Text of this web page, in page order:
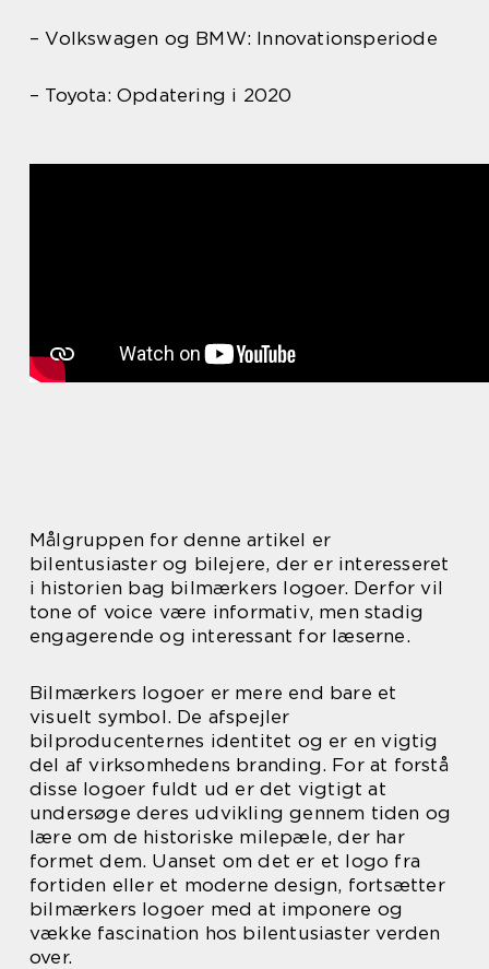
– Volkswagen og BMW: Innovationsperiode
– Toyota: Opdatering i 2020
Målgruppen for denne artikel er
bilentusiaster og bilejere, der er interesseret
i historien bag bilmærkers logoer. Derfor vil
tone of voice være informativ, men stadig
engagerende og interessant for læserne.
Bilmærkers logoer er mere end bare et
visuelt symbol. De afspejler
bilproducenternes identitet og er en vigtig
del af virksomhedens branding. For at forstå
disse logoer fuldt ud er det vigtigt at
undersøge deres udvikling gennem tiden og
lære om de historiske milepæle, der har
formet dem. Uanset om det er et logo fra
fortiden eller et moderne design, fortsætter
bilmærkers logoer med at imponere og
vække fascination hos bilentusiaster verden
over.